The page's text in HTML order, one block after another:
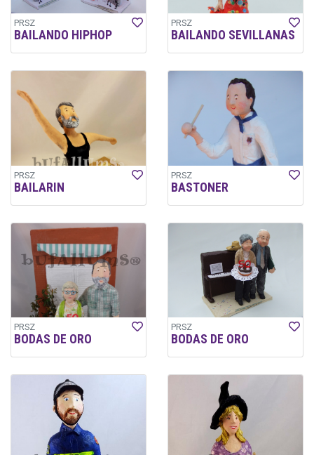
PRSZ
BAILANDO HIPHOP
PRSZ
BAILANDO SEVILLANAS
PRSZ
BAILARIN
PRSZ
BASTONER
PRSZ
BODAS DE ORO
PRSZ
BODAS DE ORO